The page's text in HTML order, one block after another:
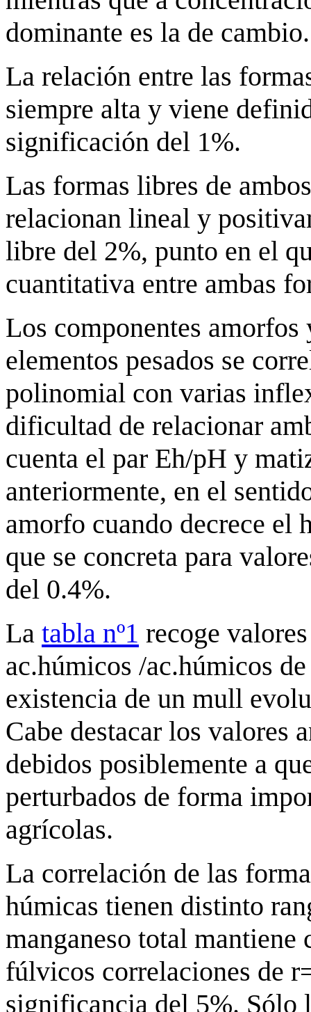
dominante es la de cambio.
La relación entre las
siempre alta y viene
significación del 1%.
Las formas libres de
relacionan lineal y
libre del 2%, punto en el
cuantitativa entre ambas
Los componentes
elementos pesados se
polinomial con varias
dificultad de relacionar
cuenta el par Eh/pH y
anteriormente, en el
amorfo cuando decrece el
que se concreta para
del 0.4%.
La tabla nº1 recoge
ac.húmicos /ac.húmicos
existencia de un mull
Cabe destacar los valores
debidos posiblemente a
perturbados de forma
agrícolas.
La correlación de las
húmicas tienen distinto
manganeso total
fúlvicos correlaciones de
significancia del 5%. Sólo